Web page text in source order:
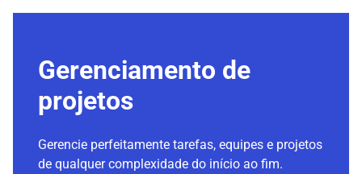
Gerenciamento de
projetos
Gerencie perfeitamente tarefas, equipes e projetos
de qualquer complexidade do início ao fim.